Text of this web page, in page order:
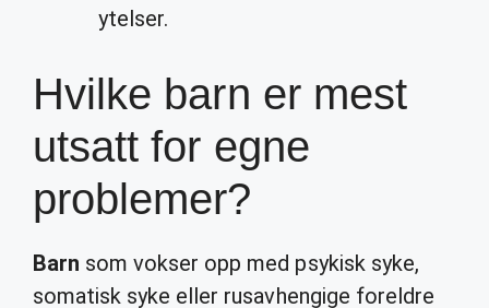
ytelser.
Hvilke barn er mest
utsatt for egne
problemer?
Barn som vokser opp med psykisk syke,
somatisk syke eller rusavhengige foreldre